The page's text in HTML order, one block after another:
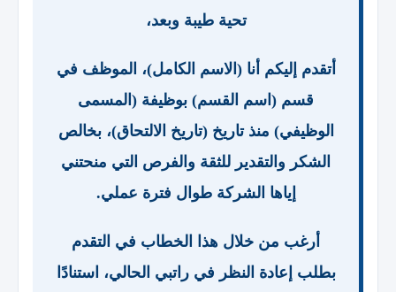
تحية طيبة وبعد،
أتقدم إليكم أنا (الاسم الكامل)، الموظف في
قسم (اسم القسم) بوظيفة (المسمى
الوظيفي) منذ تاريخ (تاريخ الالتحاق)، بخالص
الشكر والتقدير للثقة والفرص التي منحتني
إياها الشركة طوال فترة عملي.
أرغب من خلال هذا الخطاب في التقدم
بطلب إعادة النظر في راتبي الحالي، استنادًا